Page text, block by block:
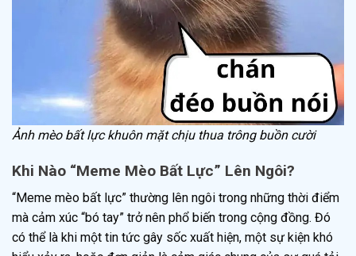
Ảnh mèo bất lực khuôn mặt chịu thua trông buồn cười
Khi Nào “Meme Mèo Bất Lực” Lên Ngôi?
“Meme mèo bất lực” thường lên ngôi trong những thời điểm
mà cảm xúc “bó tay” trở nên phổ biến trong cộng đồng. Đó
có thể là khi một tin tức gây sốc xuất hiện, một sự kiện khó